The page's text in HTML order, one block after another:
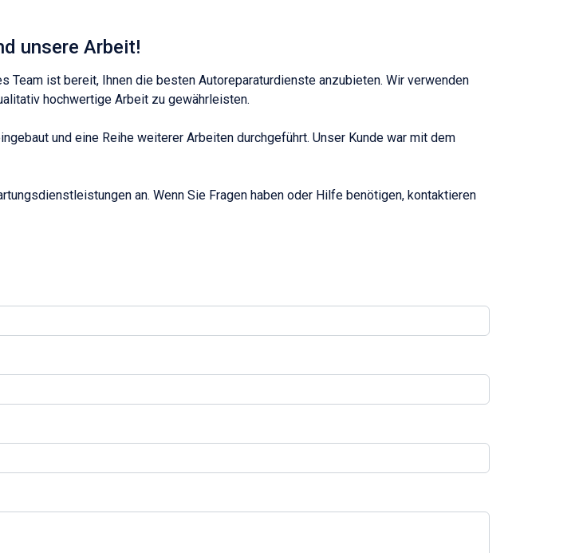
unsere Arbeit!
ist bereit, Ihnen die besten Autoreparaturdienste anzubieten. Wir verwenden
hochwertige Arbeit zu gewährleisten.
und eine Reihe weiterer Arbeiten durchgeführt. Unser Kunde war mit dem
an. Wenn Sie Fragen haben oder Hilfe benötigen, kontaktieren